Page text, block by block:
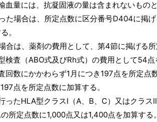
には、抗凝固液の量は含まれないものと
合は、所定点数に区分番号D404に掲げ
。
、薬剤の費用として、第4節に掲げる所
（ABO式及びRh式）の費用として54点
にかかわらず1月につき197点を所定点
を所定点数に加算する。
HLA型クラスⅠ（A、B、C）又はクラスⅡ
数に1,000点又は1,400点を加算する。